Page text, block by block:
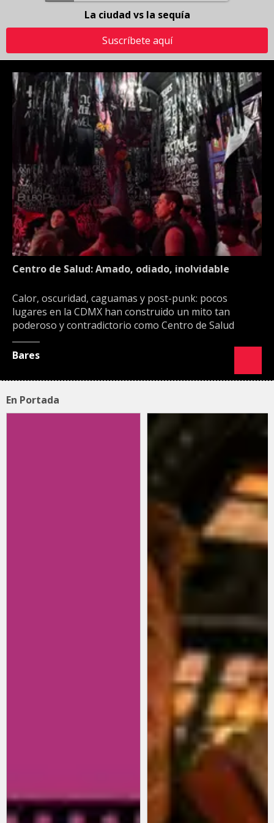
La ciudad vs la sequía
Suscríbete aquí
Centro de Salud: Amado, odiado, inolvidable
Calor, oscuridad, caguamas y post-punk: pocos
lugares en la CDMX han construido un mito tan
poderoso y contradictorio como Centro de Salud
Bares
En Portada